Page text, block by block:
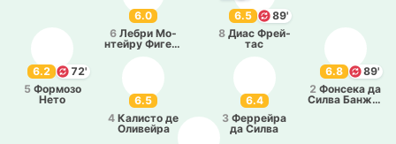
6.5
4 Ка­ли­сто де
Оли­вей­ра
6.4
3 Фе­ррей­ра
да Силва
6.8
89'
2 Фо­нсе­ка да
Силва Ба­нжа­
6.2
72'
5 Фо­рмо­зо
Нето
6.5
89'
8 Диас Фрей­
тас
6.0
6 Лебри Мо­
нтей­ру Фи­гей­